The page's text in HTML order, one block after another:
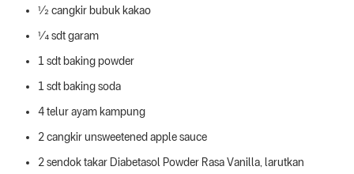
½ cangkir bubuk kakao
¼ sdt garam
1 sdt baking powder
1 sdt baking soda
4 telur ayam kampung
2 cangkir unsweetened apple sauce
2 sendok takar Diabetasol Powder Rasa Vanilla, larutkan